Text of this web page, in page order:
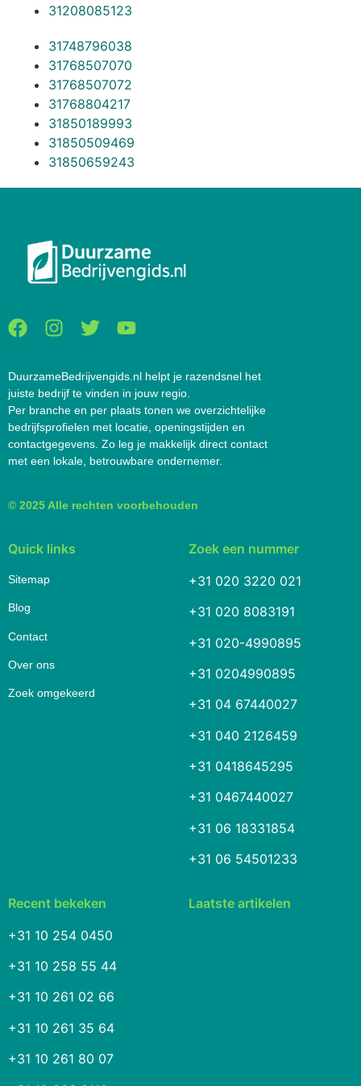
31208085123
31748796038
31768507070
31768507072
31768804217
31850189993
31850509469
31850659243
DuurzameBedrijvengids.nl helpt je razendsnel het
juiste bedrijf te vinden in jouw regio.
Per branche en per plaats tonen we overzichtelijke
bedrijfsprofielen met locatie, openingstijden en
contactgegevens. Zo leg je makkelijk direct contact
met een lokale, betrouwbare ondernemer.
© 2025 Alle rechten voorbehouden
Quick links
Sitemap
Blog
Contact
Over ons
Zoek omgekeerd
Zoek een nummer
+31 020 3220 021
+31 020 8083191
+31 020-4990895
+31 0204990895
+31 04 67440027
+31 040 2126459
+31 0418645295
+31 0467440027
+31 06 18331854
+31 06 54501233
Recent bekeken
+31 10 254 0450
+31 10 258 55 44
+31 10 261 02 66
+31 10 261 35 64
+31 10 261 80 07
Laatste artikelen